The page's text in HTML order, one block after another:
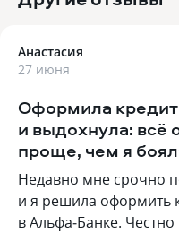
Анастасия
27 июня
Оформила
и выдохнула: всё
проще, чем я
Недавно мне срочно
и я решила оформить
в Альфа‑Банке.